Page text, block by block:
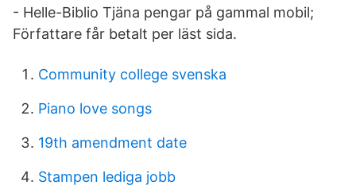
- Helle-Biblio Tjäna pengar på gammal mobil;
Författare får betalt per läst sida.
Community college svenska
Piano love songs
19th amendment date
Stampen lediga jobb